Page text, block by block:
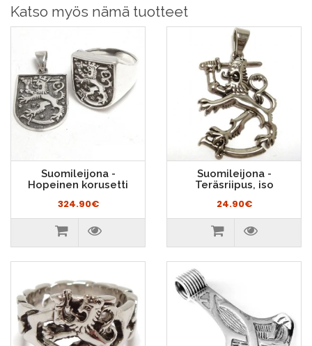
Katso myös nämä tuotteet
Suomileijona -
Hopeinen korusetti
324.90€
Suomileijona -
Teräsriipus, iso
24.90€